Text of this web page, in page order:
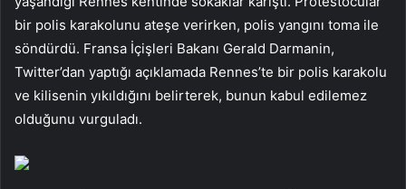
bir polis karakolunu ateşe verirken, polis yangını toma ile
söndürdü. Fransa İçişleri Bakanı Gerald Darmanin,
Twitter’dan yaptığı açıklamada Rennes’te bir polis karakolu
ve kilisenin yıkıldığını belirterek, bunun kabul edilemez
olduğunu vurguladı.